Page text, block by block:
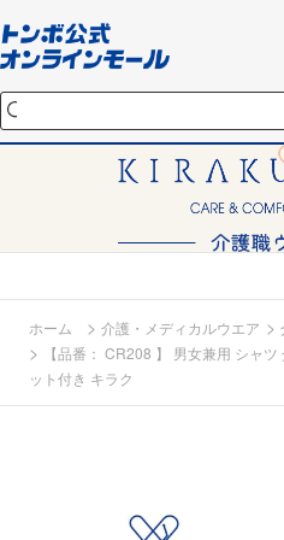
ホーム > 介護・メディカルウエア >
>
【品番： CR208 】 男女兼用 シャ
ット付き キラク